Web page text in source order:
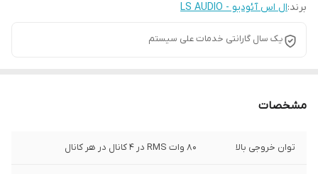
برند:ال اس آئودیو - LS AUDIO
یک سال گارانتی خدمات علی سیستم
مشخصات
توان خروجی بالا 80 وات RMS در 4 کانال در هر کانال